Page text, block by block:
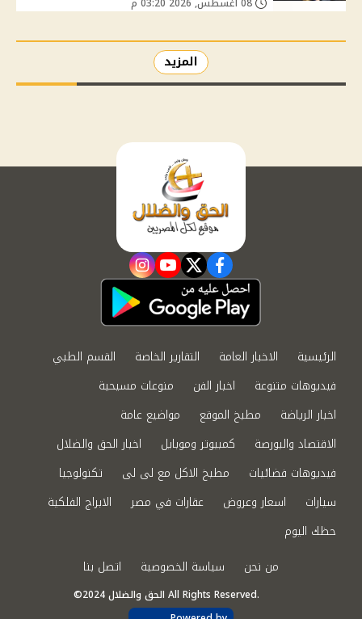
المزيد
facebook
twitter
youtube
instagram
الرئيسية الاخبار العامة التقارير الخاصة
القسم الطبي
فيديوهات متنوعة
اخبار الفن
منوعات مسيحية
اخبار الرياضة
مطبخ الموقع
مواضيع عامة
الاقتصاد والبورصة
كمبيوتر وموبايل
اخبار الحق والضلال
فيديوهات فضائيات
مطبخ الاكل مع لى لى
تكنولوجيا
سيارات
اسعار وعروض عقارات في مصر
الابراج الفلكية
حظك اليوم
من نحن
سياسة الخصوصية اتصل بنا
©2024 الحق والضلال All Rights Reserved.